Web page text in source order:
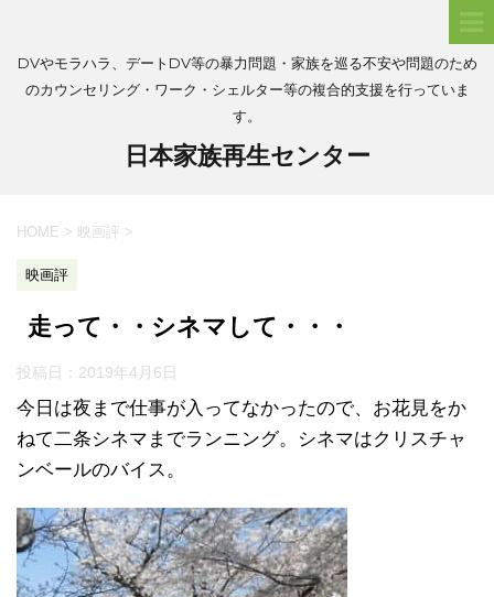
DVやモラハラ、デートDV等の暴力問題・家族を巡る不安や問題のため
のカウンセリング・ワーク・シェルター等の複合的支援を行っていま
す。
日本家族再生センター
HOME > 映画評 >
映画評
走って・・シネマして・・・
投稿日： 2019年4月6日
今日は夜まで仕事が入ってなかったので、お花見をか
ねて二条シネマまでランニング。シネマはクリスチャ
ンベールのバイス。